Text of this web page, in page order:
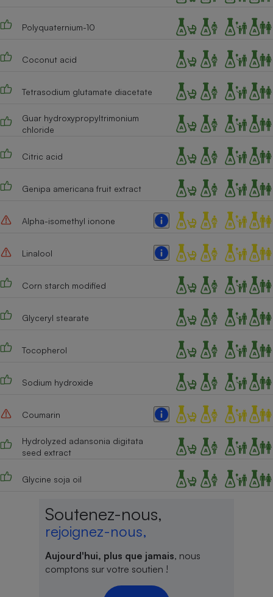
Polyquaternium-10
Coconut acid
Tetrasodium glutamate diacetate
Guar hydroxypropyltrimonium
chloride
Citric acid
Genipa americana fruit extract
Alpha-isomethyl ionone
Linalool
Corn starch modified
Glyceryl stearate
Tocopherol
Sodium hydroxide
Coumarin
Hydrolyzed adansonia digitata
seed extract
Glycine soja oil
Soutenez-nous,
rejoignez-nous,
Aujourd'hui, plus que jamais, nous
comptons sur votre soutien !